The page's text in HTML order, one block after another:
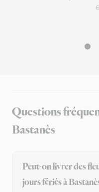
Questions
Bastanès
Peut-on livrer des
jours fériés à